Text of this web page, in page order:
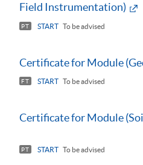
Field Instrumentation)
PT START To be advised
Certificate for Module
FT START To be advised
Certificate for Module
PT START To be advised